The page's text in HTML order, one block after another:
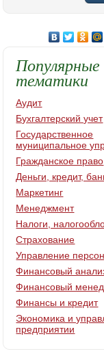
Популярные
тематики
Аудит
Бухгалтерский учет
Государственное
муниципальное
Гражданское право
Деньги, кредит,
Маркетинг
Менеджмент
Налоги,
Страхование
Управление
Финансовый
Финансовый
Финансы и кредит
Экономика и
предприятии